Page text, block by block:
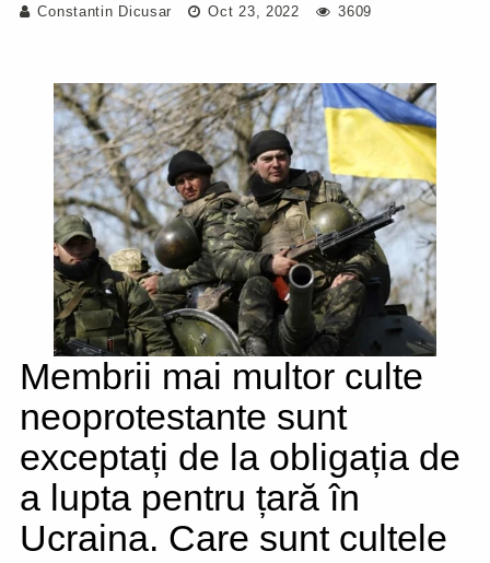
Constantin Dicusar Oct 23, 2022 3609
Membrii mai multor culte
neoprotestante sunt
exceptați de la obligația de
a lupta pentru țară în
Ucraina. Care sunt cultele